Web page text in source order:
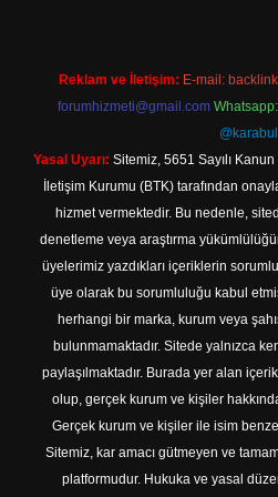
Reklam ve İletişim: E-mail:
forumhizmeti@gmail.com
@karabul
Yasal Uyarı: Sitemiz, 5651 Sayılı
İletişim Kurumu (BTK) tarafından
hizmet vermektedir. Bu nedenle,
denetleme veya araştırma
üyelerimiz yazdıkları içeriklerin
üye olarak bu sorumluluğu kabul
herhangi bir marka, kurum veya
bulunmamaktadır. Sitede yalnızca
paylaşılmaktadır. Burada yer alan
olup, gerçek kurum ve kişiler
Gerçek kurum ve kişiler ile isim
Sitemiz, kar amacı gütmeyen ve
platformudur. Hukuka ve yasal